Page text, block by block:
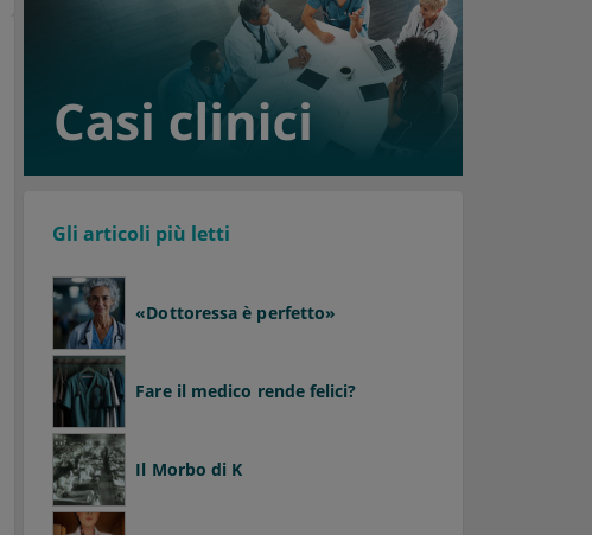
Gli articoli più letti
«Dottoressa è perfetto»
Fare il medico rende felici?
Il Morbo di K